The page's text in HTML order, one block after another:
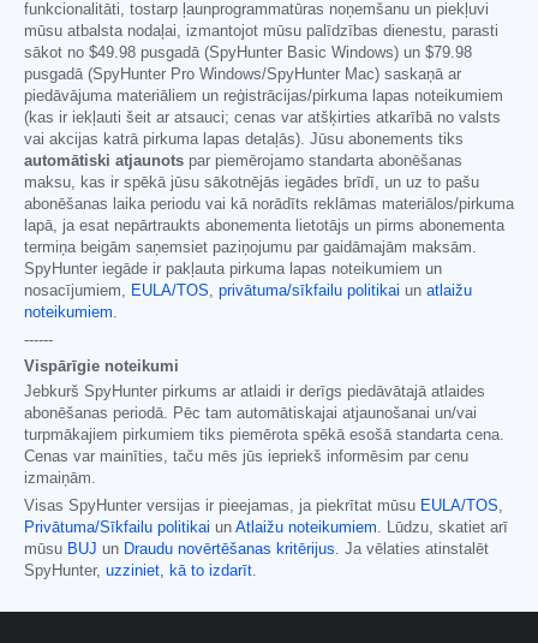
funkcionalitāti, tostarp ļaunprogrammatūras noņemšanu un piekļuvi
mūsu atbalsta nodaļai, izmantojot mūsu palīdzības dienestu, parasti
sākot no $49.98 pusgadā (SpyHunter Basic Windows) un $79.98
pusgadā (SpyHunter Pro Windows/SpyHunter Mac) saskaņā ar
piedāvājuma materiāliem un reģistrācijas/pirkuma lapas noteikumiem
(kas ir iekļauti šeit ar atsauci; cenas var atšķirties atkarībā no valsts
vai akcijas katrā pirkuma lapas detaļās). Jūsu abonements tiks
automātiski atjaunots par piemērojamo standarta abonēšanas
maksu, kas ir spēkā jūsu sākotnējās iegādes brīdī, un uz to pašu
abonēšanas laika periodu vai kā norādīts reklāmas materiālos/pirkuma
lapā, ja esat nepārtraukts abonementa lietotājs un pirms abonementa
termiņa beigām saņemsiet paziņojumu par gaidāmajām maksām.
SpyHunter iegāde ir pakļauta pirkuma lapas noteikumiem un
nosacījumiem, EULA/TOS, privātuma/sīkfailu politikai un atlaižu
noteikumiem.
------
Vispārīgie noteikumi
Jebkurš SpyHunter pirkums ar atlaidi ir derīgs piedāvātajā atlaides
abonēšanas periodā. Pēc tam automātiskajai atjaunošanai un/vai
turpmākajiem pirkumiem tiks piemērota spēkā esošā standarta cena.
Cenas var mainīties, taču mēs jūs iepriekš informēsim par cenu
izmaiņām.
Visas SpyHunter versijas ir pieejamas, ja piekrītat mūsu EULA/TOS,
Privātuma/Sīkfailu politikai un Atlaižu noteikumiem. Lūdzu, skatiet arī
mūsu BUJ un Draudu novērtēšanas kritērijus. Ja vēlaties atinstalēt
SpyHunter, uzziniet, kā to izdarīt.